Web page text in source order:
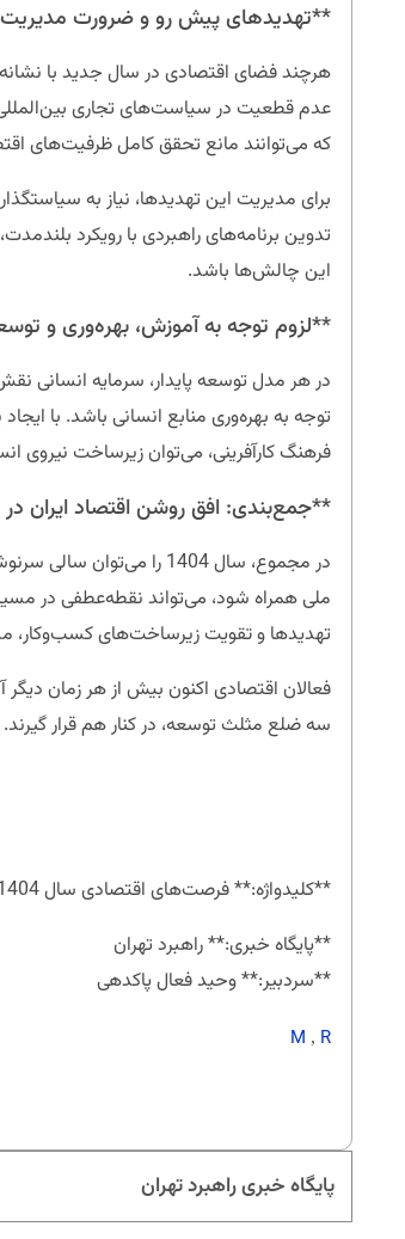
**تهدیدهای پیش رو و ضرورت
هرچند فضای اقتصادی در سال جدید با
عدم قطعیت در سیاست‌های تجاری
که می‌توانند مانع تحقق کامل ظرفیت‌های
برای مدیریت این تهدیدها، نیاز به
تدوین برنامه‌های راهبردی با رویکرد
این چالش‌ها باشد.
**لزوم توجه به آموزش، بهره‌وری و
توجه به بهره‌وری منابع انسانی باشد. با
فرهنگ کارآفرینی، می‌توان زیرساخت نیروی
**جمع‌بندی: افق روشن اقتصاد ایران
در مجموع، سال 1404 را
ملی همراه شود، می‌تواند نقطه‌عطفی در
تهدیدها و تقویت زیرساخت‌های کسب‌وکار،
فعالان اقتصادی اکنون بیش از هر زمان
سه ضلع مثلث توسعه، در کنار هم قرار گیرند.
**کلیدواژه:** فرصت‌های اقتصادی سال 1404
**پایگاه خبری:** راهبرد تهران
**سردبیر:** وحید فعال پاکدهی
M , R
پایگاه خبری راهبرد تهران